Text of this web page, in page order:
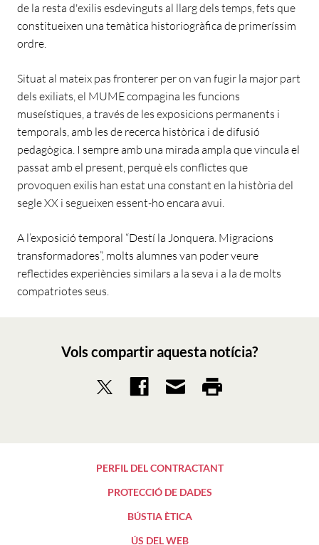
de la resta d'exilis esdevinguts al llarg dels temps, fets que
constitueixen una temàtica historiogràfica de primeríssim
ordre.
Situat al mateix pas fronterer per on van fugir la major part
dels exiliats, el MUME compagina les funcions
museístiques, a través de les exposicions permanents i
temporals, amb les de recerca històrica i de difusió
pedagògica. I sempre amb una mirada ampla que vincula el
passat amb el present, perquè els conflictes que
provoquen exilis han estat una constant en la història del
segle XX i segueixen essent-ho encara avui.
A l’exposició temporal “Destí la Jonquera. Migracions
transformadores”, molts alumnes van poder veure
reflectides experiències similars a la seva i a la de molts
compatriotes seus.
Vols compartir aquesta notícia?
PERFIL DEL CONTRACTANT
PROTECCIÓ DE DADES
BÚSTIA ÈTICA
ÚS DEL WEB